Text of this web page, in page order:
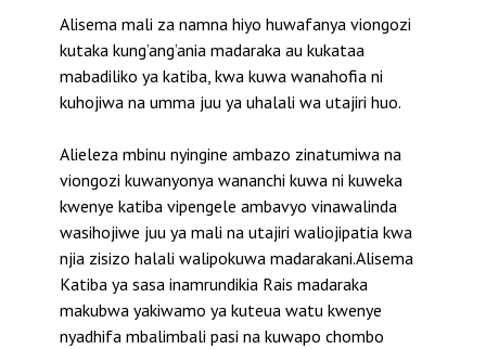
Alisema mali za namna hiyo huwafanya viongozi
kutaka kung’ang’ania madaraka au kukataa
mabadiliko ya katiba, kwa kuwa wanahofia ni
kuhojiwa na umma juu ya uhalali wa utajiri huo.
Alieleza mbinu nyingine ambazo zinatumiwa na
viongozi kuwanyonya wananchi kuwa ni kuweka
kwenye katiba vipengele ambavyo vinawalinda
wasihojiwe juu ya mali na utajiri waliojipatia kwa
njia zisizo halali walipokuwa madarakani.Alisema
Katiba ya sasa inamrundikia Rais madaraka
makubwa yakiwamo ya kuteua watu kwenye
nyadhifa mbalimbali pasi na kuwapo chombo